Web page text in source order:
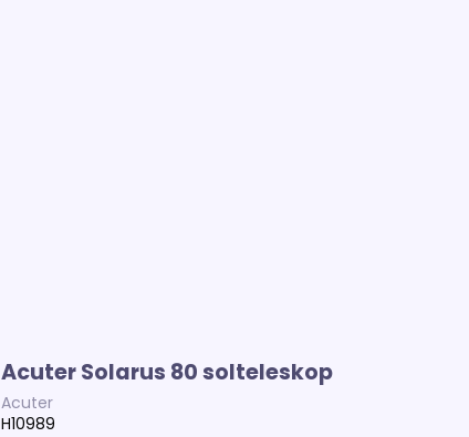
Acuter Solarus 80 solteleskop
Acuter
H10989